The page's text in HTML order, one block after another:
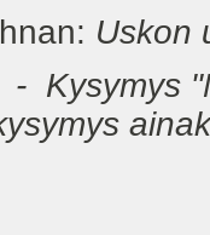
Uskon
- Kysymys